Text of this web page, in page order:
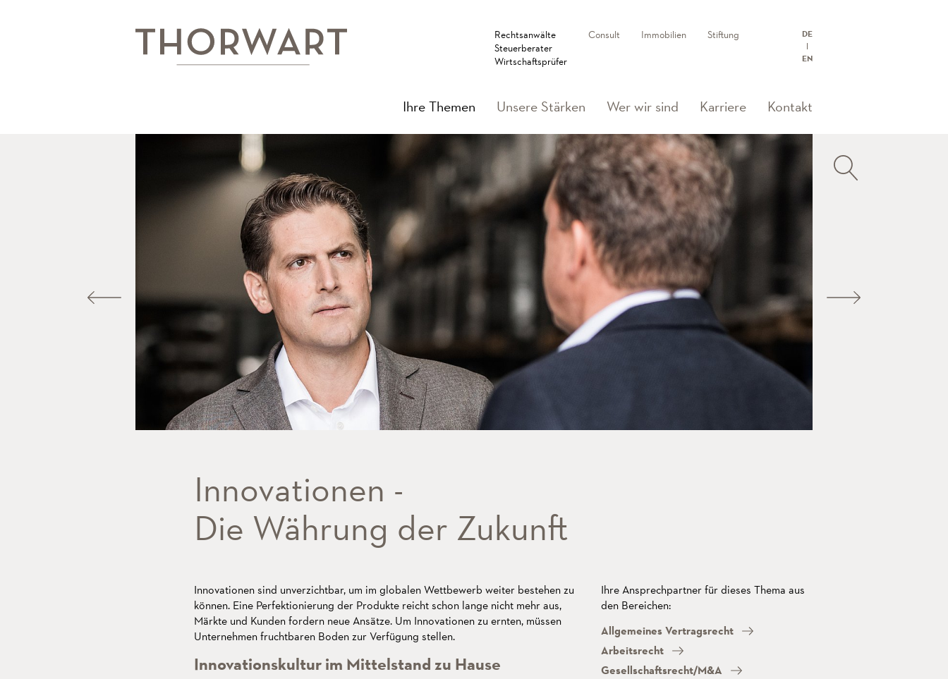
Rechtsanwälte
Steuerberater
Wirtschaftsprüfer
Consult Immobilien Stiftung DE
EN
Ihre Themen (current)
Unsere Stärken Wer wir sind Karriere Kontakt
Innovationen -
Die Währung der Zukunft
Innovationen sind unverzichtbar, um im globalen Wettbewerb weiter bestehen zu
können. Eine Perfektionierung der Produkte reicht schon lange nicht mehr aus,
Märkte und Kunden fordern neue Ansätze. Um Innovationen zu ernten, müssen
Unternehmen fruchtbaren Boden zur Verfügung stellen.
Innovationskultur im Mittelstand zu Hause
Ihre Ansprechpartner für dieses Thema aus
den Bereichen:
Allgemeines Vertragsrecht
Arbeitsrecht
Gesellschaftsrecht/M&A